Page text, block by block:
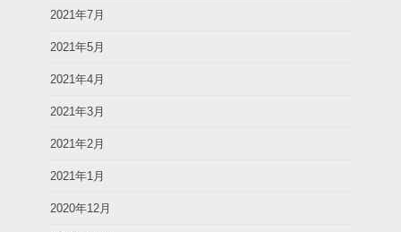
2021年7月
2021年5月
2021年4月
2021年3月
2021年2月
2021年1月
2020年12月